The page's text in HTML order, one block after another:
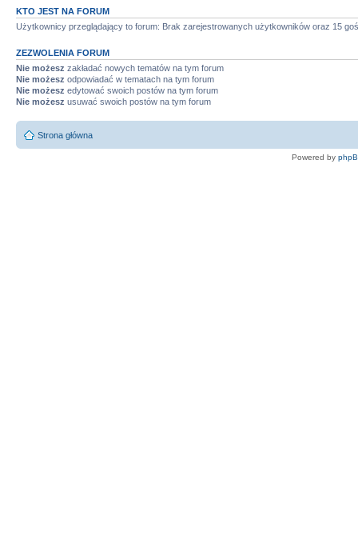
KTO JEST NA FORUM
Użytkownicy przeglądający to forum: Brak zarejestrowanych użytkowników oraz 15
ZEZWOLENIA FORUM
Nie możesz zakładać nowych tematów na tym forum
Nie możesz odpowiadać w tematach na tym forum
Nie możesz edytować swoich postów na tym forum
Nie możesz usuwać swoich postów na tym forum
Strona główna
Powered by